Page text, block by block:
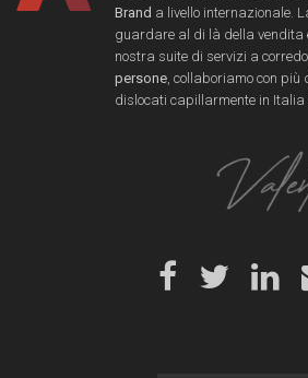
Brand a livello internazionale.
guardare al di là della vendita
nostra suite di servizi a
persone , collaboriamo con più
dislocati capillarmente in Italia